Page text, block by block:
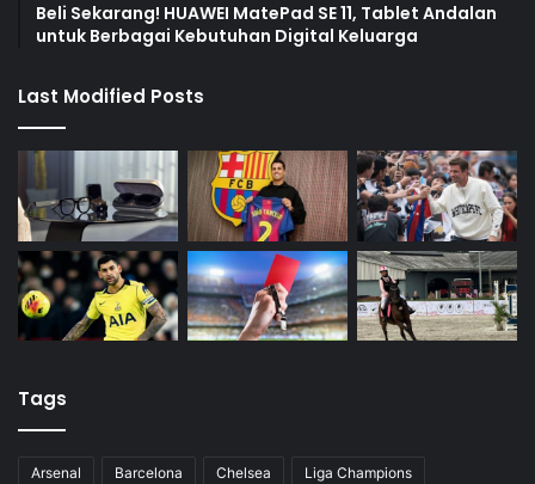
Beli Sekarang! HUAWEI MatePad SE 11, Tablet Andalan
untuk Berbagai Kebutuhan Digital Keluarga
Last Modified Posts
Tags
Arsenal Barcelona Chelsea Liga Champions